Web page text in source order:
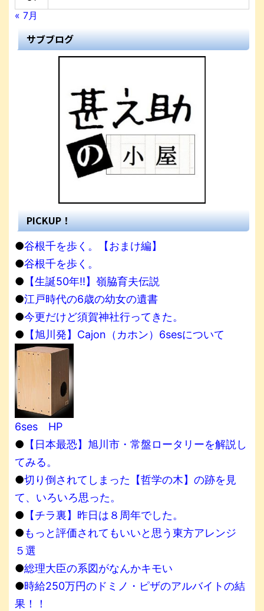
« 7月
サブブログ
PICKUP！
●谷根千を歩く。【おまけ編】
●谷根千を歩く。
● 【生誕50年!!】嶺脇育夫伝説
●江戸時代の6歳の幼女の遺書
●今更だけど須賀神社行ってきた。
● 【旭川発】Cajon（カホン）6sesについて
6ses HP
● 【日本最恐】旭川市・常盤ロータリーを解説し
てみる。
●切り倒されてしまった【哲学の木】の跡を見
て、いろいろ思った。
● 【チラ裏】昨日は８周年でした。
●もっと評価されてもいいと思う東方アレンジ
５選
●総理大臣の系図がなんかキモい
●時給250万円のドミノ・ピザのアルバイトの結
果！！